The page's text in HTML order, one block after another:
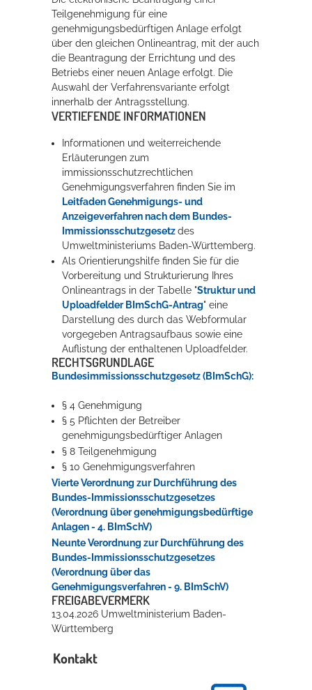
Teilgenehmigung für eine
genehmigungsbedürftigen Anlage erfolgt
über den gleichen Onlineantrag, mit der auch
die Beantragung der Errichtung und des
Betriebs einer neuen Anlage erfolgt. Die
Auswahl der Verfahrensvariante erfolgt
innerhalb der Antragsstellung.
VERTIEFENDE INFORMATIONEN
Informationen und weiterreichende
Erläuterungen zum
immissionsschutzrechtlichen
Genehmigungsverfahren finden Sie im
Leitfaden Genehmigungs- und
Anzeigeverfahren nach dem Bundes-
Immissionsschutzgesetzdes
Umweltministeriums Baden-Württemberg.
Als Orientierungshilfe finden Sie für die
Vorbereitung und Strukturierung Ihres
Onlineantrags in der Tabelle "Struktur und
Uploadfelder BImSchG-Antrag" eine
Darstellung des durch das Webformular
vorgegeben Antragsaufbaus sowie eine
Auflistung der enthaltenen Uploadfelder.
RECHTSGRUNDLAGE
Bundesimmissionsschutzgesetz (BImSchG):
§ 4 Genehmigung
§ 5 Pflichten der Betreiber
genehmigungsbedürftiger Anlagen
§ 8 Teilgenehmigung
§ 10 Genehmigungsverfahren
Vierte Verordnung zur Durchführung des
Bundes-Immissionsschutzgesetzes
(Verordnung über genehmigungsbedürftige
Anlagen - 4. BImSchV)
Neunte Verordnung zur Durchführung des
Bundes-Immissionsschutzgesetzes
(Verordnung über das
Genehmigungsverfahren - 9. BImSchV)
FREIGABEVERMERK
13.04.2026 Umweltministerium Baden-
Württemberg
Kontakt